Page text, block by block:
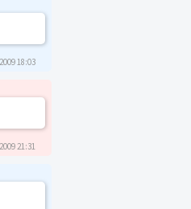
18:03
21:31